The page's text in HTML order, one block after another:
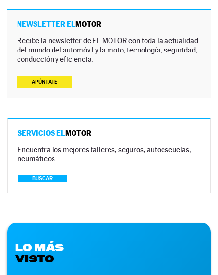
NEWSLETTER ELMOTOR
Recibe la newsletter de EL MOTOR con toda la actualidad
del mundo del automóvil y la moto, tecnología, seguridad,
conducción y eficiencia.
APÚNTATE
SERVICIOS ELMOTOR
Encuentra los mejores talleres, seguros, autoescuelas,
neumáticos…
BUSCAR
LO MÁS
VISTO